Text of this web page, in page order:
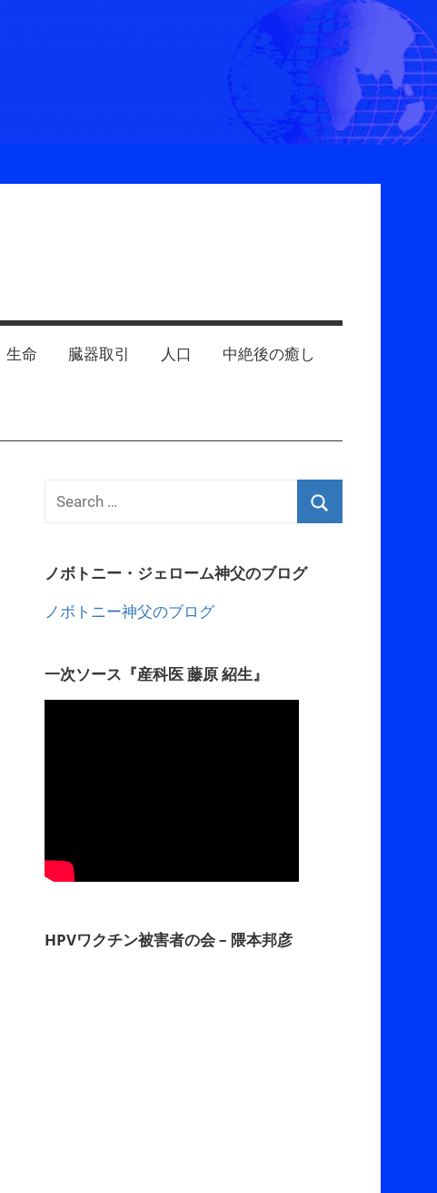
生命 臓器取引 人口 中絶後の癒し
ノボトニー・ジェローム神父のブログ
ノボトニー神父のブログ
一次ソース『産科医 藤原 紹生』
HPVワクチン被害者の会 – 隈本邦彦